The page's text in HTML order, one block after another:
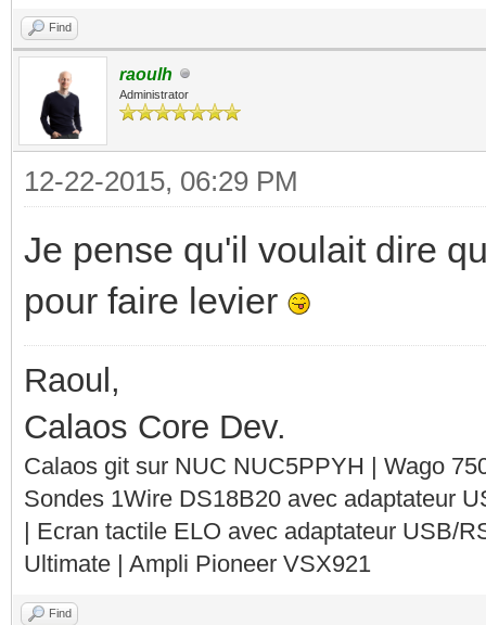
Find
raoulh
Administrator
12-22-2015, 06:29 PM
Je pense qu'il voulait dire
pour faire levier
Raoul,
Calaos Core Dev.
Calaos git sur NUC NUC5PPYH | Wago
Sondes 1Wire DS18B20 avec adaptateur
| Ecran tactile ELO avec adaptateur USB/
Ultimate | Ampli Pioneer VSX921
Find